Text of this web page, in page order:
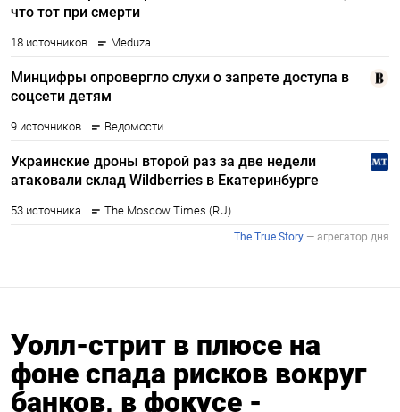
Уолл-стрит в плюсе на
фоне спада рисков вокруг
банков, в фокусе -